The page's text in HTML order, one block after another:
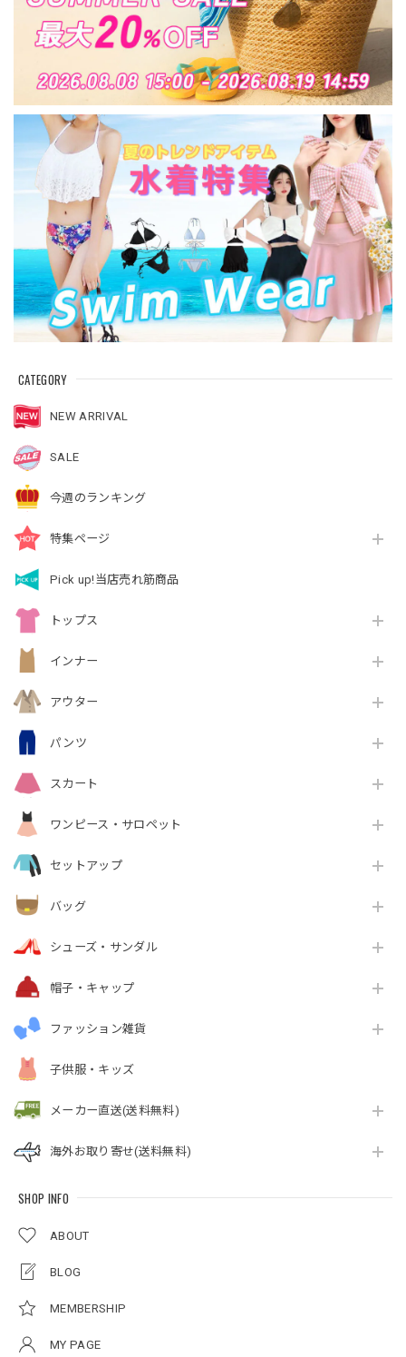
CATEGORY
NEW ARRIVAL
SALE
今週のランキング
特集ページ
Pick up!当店売れ筋商品
トップス
インナー
アウター
パンツ
スカート
ワンピース・サロペット
セットアップ
バッグ
シューズ・サンダル
帽子・キャップ
ファッション雑貨
子供服・キッズ
メーカー直送(送料無料)
海外お取り寄せ(送料無料)
SHOP INFO
ABOUT
BLOG
MEMBERSHIP
MY PAGE